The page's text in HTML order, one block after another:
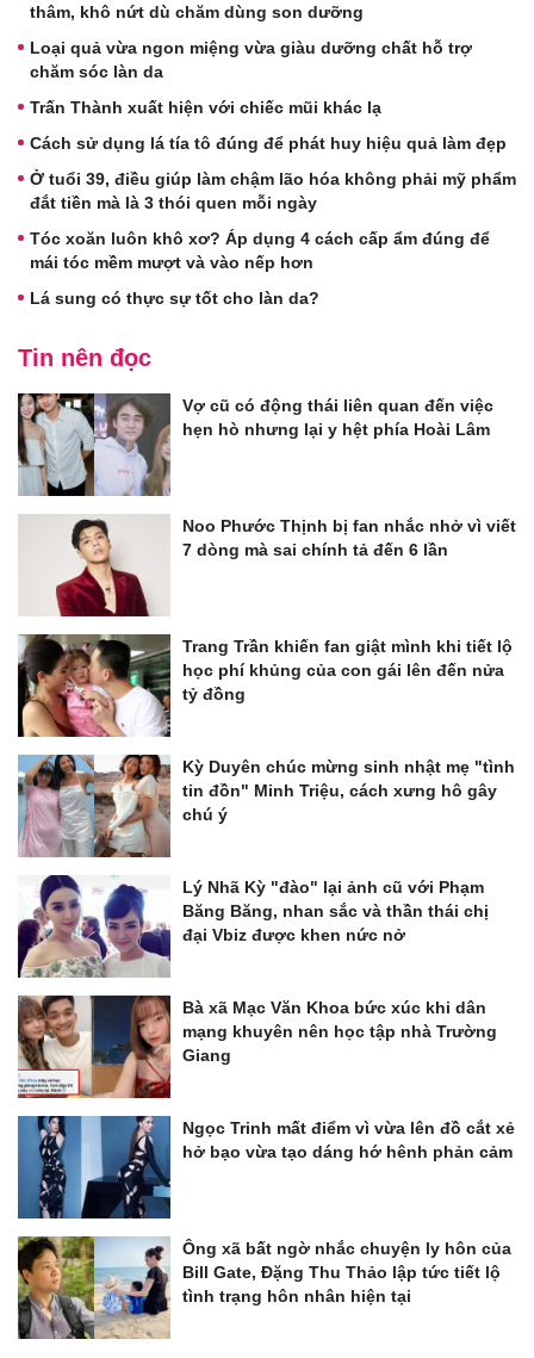
thâm, khô nứt dù chăm dùng son dưỡng
Loại quả vừa ngon miệng vừa giàu dưỡng chất hỗ trợ
chăm sóc làn da
Trấn Thành xuất hiện với chiếc mũi khác lạ
Cách sử dụng lá tía tô đúng để phát huy hiệu quả làm đẹp
Ở tuổi 39, điều giúp làm chậm lão hóa không phải mỹ phẩm
đắt tiền mà là 3 thói quen mỗi ngày
Tóc xoăn luôn khô xơ? Áp dụng 4 cách cấp ẩm đúng để
mái tóc mềm mượt và vào nếp hơn
Lá sung có thực sự tốt cho làn da?
Tin nên đọc
Vợ cũ có động thái liên quan đến việc
hẹn hò nhưng lại y hệt phía Hoài Lâm
Noo Phước Thịnh bị fan nhắc nhở vì viết
7 dòng mà sai chính tả đến 6 lần
Trang Trần khiến fan giật mình khi tiết lộ
học phí khủng của con gái lên đến nửa
tỷ đồng
Kỳ Duyên chúc mừng sinh nhật mẹ "tình
tin đồn" Minh Triệu, cách xưng hô gây
chú ý
Lý Nhã Kỳ "đào" lại ảnh cũ với Phạm
Băng Băng, nhan sắc và thần thái chị
đại Vbiz được khen nức nở
Bà xã Mạc Văn Khoa bức xúc khi dân
mạng khuyên nên học tập nhà Trường
Giang
Ngọc Trinh mất điểm vì vừa lên đồ cắt xẻ
hở bạo vừa tạo dáng hớ hênh phản cảm
Ông xã bất ngờ nhắc chuyện ly hôn của
Bill Gate, Đặng Thu Thảo lập tức tiết lộ
tình trạng hôn nhân hiện tại